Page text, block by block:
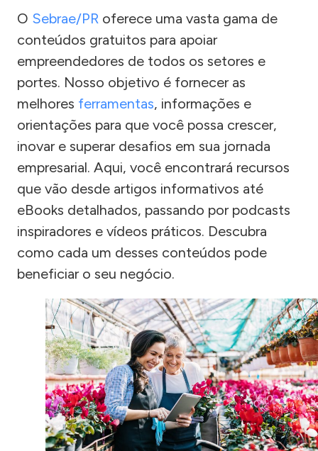
O Sebrae/PR oferece uma vasta gama de
conteúdos gratuitos para apoiar
empreendedores de todos os setores e
portes. Nosso objetivo é fornecer as
melhores ferramentas, informações e
orientações para que você possa crescer,
inovar e superar desafios em sua jornada
empresarial. Aqui, você encontrará recursos
que vão desde artigos informativos até
eBooks detalhados, passando por podcasts
inspiradores e vídeos práticos. Descubra
como cada um desses conteúdos pode
beneficiar o seu negócio.